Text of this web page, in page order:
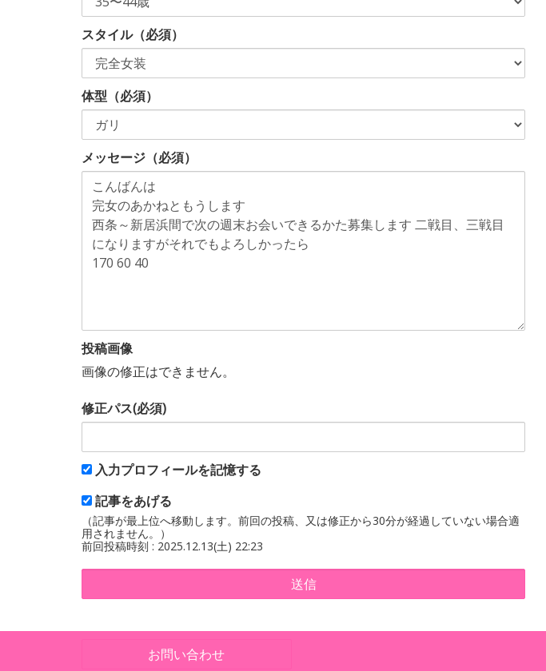
スタイル（必須）
体型（必須）
メッセージ（必須）
投稿画像
画像の修正はできません。
修正パス(必須)
入力プロフィールを記憶する
記事をあげる
（記事が最上位へ移動します。前回の投稿、又は修正から30分が経過していない場合適
用されません。）
前回投稿時刻 : 2025.12.13(土) 22:23
送信
お問い合わせ